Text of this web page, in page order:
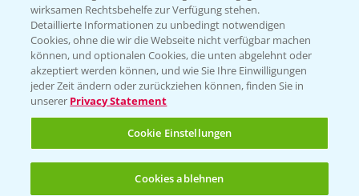
Folgen Sie uns
wirksamen Rechtsbehelfe zur Verfügung stehen.
Detaillierte Informationen zu unbedingt notwendigen
Cookies, ohne die wir die Webseite nicht verfügbar machen
können, und optionalen Cookies, die unten abgelehnt oder
akzeptiert werden können, und wie Sie Ihre Einwilligungen
jeder Zeit ändern oder zurückziehen können, finden Sie in
unserer Privacy Statement
Cookie Einstellungen
Cookies ablehnen